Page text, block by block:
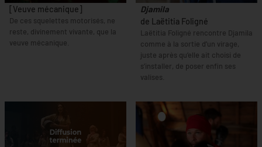
[Veuve mécanique]
De ces squelettes motorisés, ne
reste, divinement vivante, que la
veuve mécanique.
Djamila
de Laëtitia Foligné
Laëtitia Foligné rencontre Djamila
comme à la sortie d’un virage,
juste après qu’elle ait choisi de
s’installer, de poser enfin ses
valises.